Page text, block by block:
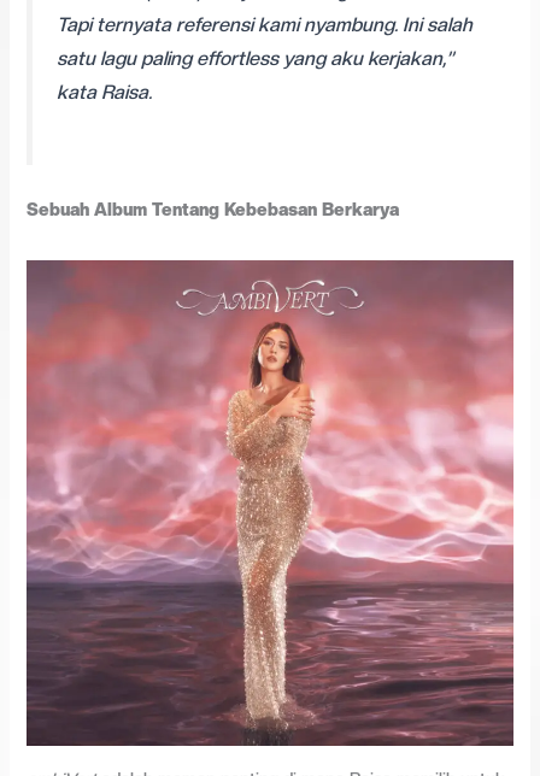
Tapi ternyata referensi kami nyambung. Ini salah
satu lagu paling effortless yang aku kerjakan,”
kata Raisa.
Sebuah Album Tentang Kebebasan Berkarya